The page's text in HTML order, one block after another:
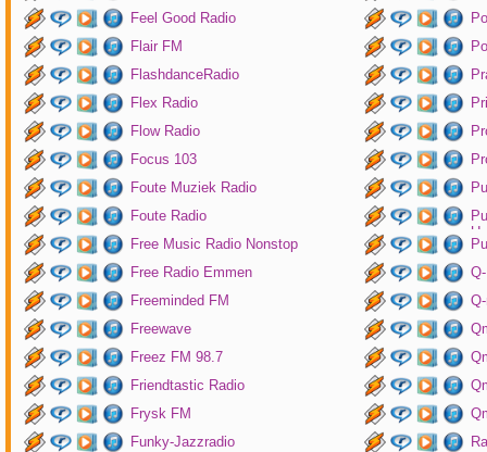
Feel Good Radio
Flair FM
FlashdanceRadio
Flex Radio
Flow Radio
Focus 103
Foute Muziek Radio
Foute Radio
Free Music Radio Nonstop
Free Radio Emmen
Freeminded FM
Freewave
Freez FM 98.7
Friendtastic Radio
Frysk FM
Funky-Jazzradio